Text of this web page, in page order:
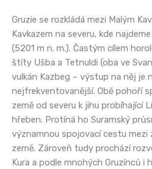
Gruzie se rozkládá mezi Malým
Kavkazem na severu, kde
(5201 m n. m.). Častým cílem
štíty Ušba a Tetnuldi (oba ve
vulkán Kazbeg – výstup na něj je
nejfrekventovanější. Obě pohoří
země od severu k jihu probíhající
hřeben. Protíná ho Suramský
významnou spojovací cestu mezi
země. Zároveň tudy prochází
Kura a podle mnohých Gruzínců i